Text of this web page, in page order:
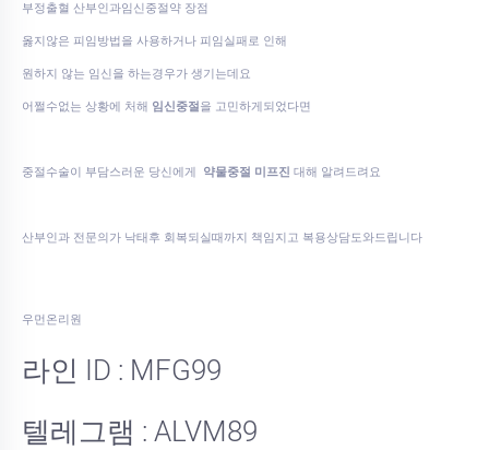
부정출혈 산부인과임신중절약 장점
옳지않은 피임방법을 사용하거나 피임실패로 인해
원하지 않는 임신을 하는경우가 생기는데요
어쩔수없는 상황에 처해 임신중절을 고민하게되었다면
중절수술이 부담스러운 당신에게 약물중절 미프진 대해 알려드려요
산부인과 전문의가 낙태후 회복되실때까지 책임지고 복용상담도와드립니다
우먼온리원
라인 ID : MFG99
텔레그램 : ALVM89